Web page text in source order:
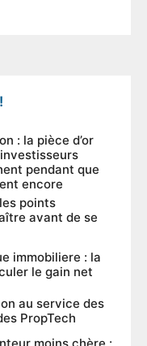
: la pièce d’or
pendant que
encore
points
avant de se
immobiliere : la
le gain net
au service des
PropTech
moins chère :